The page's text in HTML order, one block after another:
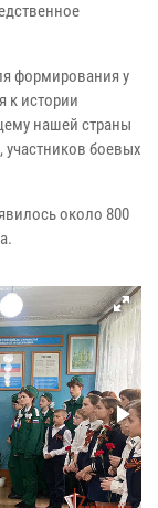
формирования у
к истории
нашей страны
боевых
около 800